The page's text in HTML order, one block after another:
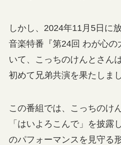
しかし、2024年11月5日に
音楽特番『第24回 わが心の
いて、こっちのけんとさん
初めて兄弟共演を果たしまし
この番組では、こっちのけ
「はいよろこんで」を披露
のパフォーマンスを見守る